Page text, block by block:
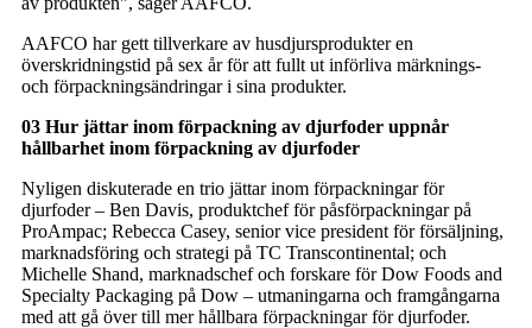
AAFCO har gett tillverkare av husdjursprodukter en
överskridningstid på sex år för att fullt ut införliva märknings-
och förpackningsändringar i sina produkter.
03 Hur jättar inom förpackning av djurfoder uppnår
hållbarhet inom förpackning av djurfoder
Nyligen diskuterade en trio jättar inom förpackningar för
djurfoder – Ben Davis, produktchef för påsförpackningar på
ProAmpac; Rebecca Casey, senior vice president för försäljning,
marknadsföring och strategi på TC Transcontinental; och
Michelle Shand, marknadschef och forskare för Dow Foods and
Specialty Packaging på Dow – utmaningarna och framgångarna
med att gå över till mer hållbara förpackningar för djurfoder.